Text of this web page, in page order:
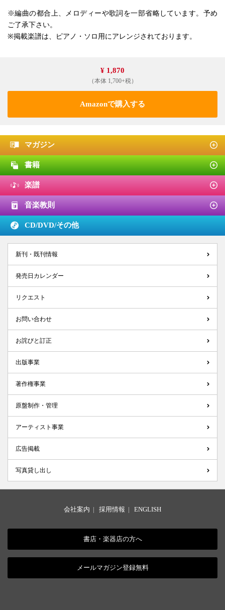
※編曲の都合上、メロディーや歌詞を一部省略しています。予め
ご了承下さい。
※掲載楽譜は、ピアノ・ソロ用にアレンジされております。
¥ 1,870
（本体 1,700+税）
Amazonで購入する
マガジン
書籍
楽譜
音楽教則
CD/DVD/その他
新刊・既刊情報
発売日カレンダー
リクエスト
お問い合わせ
お詫びと訂正
出版事業
著作権事業
原盤制作・管理
アーティスト事業
広告掲載
写真貸し出し
会社案内 | 採用情報 | ENGLISH
書店・楽器店の方へ
メールマガジン登録無料